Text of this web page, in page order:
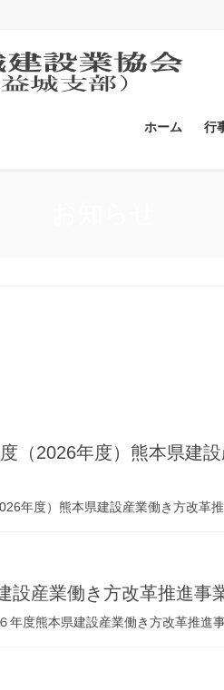
ホーム 行
（2026年度）熊本県建
年度）熊本県建設産業働き方改革
設産業働き方改革推進
年度熊本県建設産業働き方改革推進